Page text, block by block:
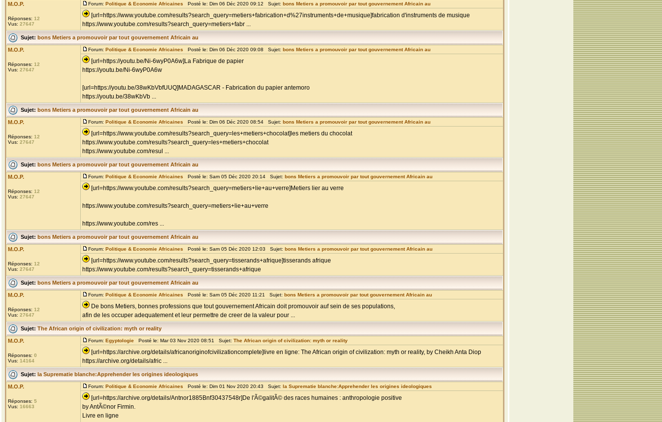
M.O.P.
Réponses: 12
Vus: 27647
Forum: Politique & Economie Africaines Posté le: Dim 06 Déc 2020 09:12 Sujet: bons Metiers a promouvoir par tout gouvernement Africain au
[url=https://www.youtube.com/results?search_query=metiers+fabrication+d%27instruments+de+musique]fabrication d'instruments de musique
https://www.youtube.com/results?search_query=metiers+fabr ...
Sujet: bons Metiers a promouvoir par tout gouvernement Africain au
M.O.P.
Réponses: 12
Vus: 27647
Forum: Politique & Economie Africaines Posté le: Dim 06 Déc 2020 09:08 Sujet: bons Metiers a promouvoir par tout gouvernement Africain au
[url=https://youtu.be/Ni-6wyP0A6w]La Fabrique de papier
https://youtu.be/Ni-6wyP0A6w
[url=https://youtu.be/38wKbVbfUUQ]MADAGASCAR - Fabrication du papier antemoro
https://youtu.be/38wKbVb ...
Sujet: bons Metiers a promouvoir par tout gouvernement Africain au
M.O.P.
Réponses: 12
Vus: 27647
Forum: Politique & Economie Africaines Posté le: Dim 06 Déc 2020 08:54 Sujet: bons Metiers a promouvoir par tout gouvernement Africain au
[url=https://www.youtube.com/results?search_query=les+metiers+chocolat]les metiers du chocolat
https://www.youtube.com/results?search_query=les+metiers+chocolat
https://www.youtube.com/resul ...
Sujet: bons Metiers a promouvoir par tout gouvernement Africain au
M.O.P.
Réponses: 12
Vus: 27647
Forum: Politique & Economie Africaines Posté le: Sam 05 Déc 2020 20:14 Sujet: bons Metiers a promouvoir par tout gouvernement Africain au
[url=https://www.youtube.com/results?search_query=metiers+lie+au+verre]Metiers lier au verre
https://www.youtube.com/results?search_query=metiers+lie+au+verre
https://www.youtube.com/res ...
Sujet: bons Metiers a promouvoir par tout gouvernement Africain au
M.O.P.
Réponses: 12
Vus: 27647
Forum: Politique & Economie Africaines Posté le: Sam 05 Déc 2020 12:03 Sujet: bons Metiers a promouvoir par tout gouvernement Africain au
[url=https://www.youtube.com/results?search_query=tisserands+afrique]tisserands afrique
https://www.youtube.com/results?search_query=tisserands+afrique
Sujet: bons Metiers a promouvoir par tout gouvernement Africain au
M.O.P.
Réponses: 12
Vus: 27647
Forum: Politique & Economie Africaines Posté le: Sam 05 Déc 2020 11:21 Sujet: bons Metiers a promouvoir par tout gouvernement Africain au
De bons Metiers, bonnes professions que tout gouvernement Africain doit promouvoir auf sein de ses populations,
afin de les occuper adequatement et leur permettre de creer de la valeur pour ...
Sujet: The African origin of civilization: myth or reality
M.O.P.
Réponses: 0
Vus: 14164
Forum: Egyptologie Posté le: Mar 03 Nov 2020 08:51 Sujet: The African origin of civilization: myth or reality
[url=https://archive.org/details/africanoriginofcivilizationcomplete]livre en ligne: The African origin of civilization: myth or reality, by Cheikh Anta Diop
https://archive.org/details/afric ...
Sujet: la Suprematie blanche:Apprehender les origines ideologiques
M.O.P.
Réponses: 5
Vus: 16663
Forum: Politique & Economie Africaines Posté le: Dim 01 Nov 2020 20:43 Sujet: la Suprematie blanche:Apprehender les origines ideologiques
[url=https://archive.org/details/Antnor1885Bnf30437548r]De l'Ã©galitÃ© des races humaines : anthropologie positive
by AntÃ©nor Firmin.
Livre en ligne